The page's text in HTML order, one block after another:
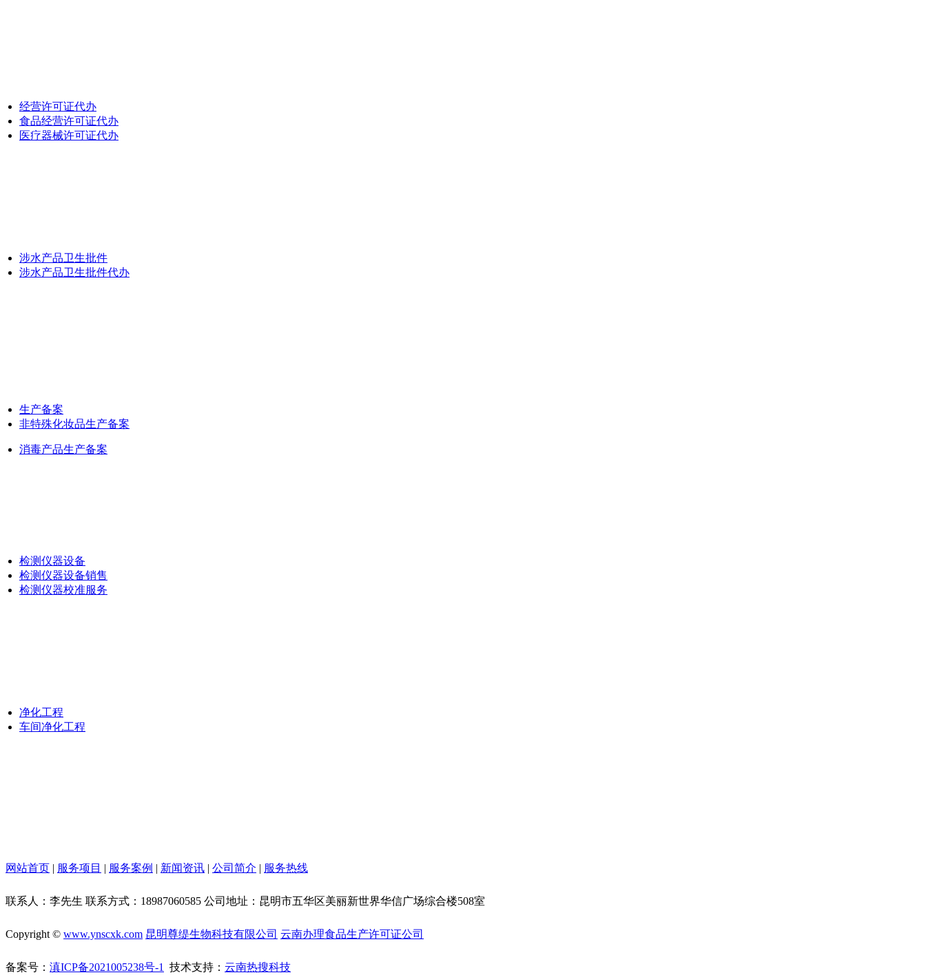
经营许可证代办
食品经营许可证代办
医疗器械许可证代办
涉水产品卫生批件
涉水产品卫生批件代办
生产备案
非特殊化妆品生产备案
消毒产品生产备案
检测仪器设备
检测仪器设备销售
检测仪器校准服务
净化工程
车间净化工程
网站首页 | 服务项目 | 服务案例 | 新闻资讯 | 公司简介 | 服务热线
联系人：李先生 联系方式：18987060585 公司地址：昆明市五华区美丽新世界华信广场综合楼508室
Copyright © www.ynscxk.com 昆明尊缇生物科技有限公司 云南办理食品生产许可证公司
备案号： 滇ICP备2021005238号-1 技术支持： 云南热搜科技